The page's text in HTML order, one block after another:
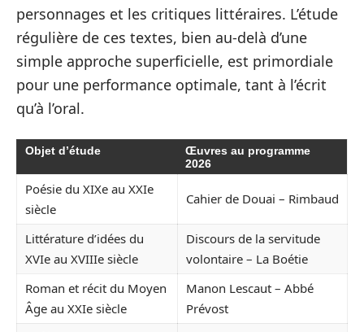
personnages et les critiques littéraires. L’étude
régulière de ces textes, bien au-delà d’une
simple approche superficielle, est primordiale
pour une performance optimale, tant à l’écrit
qu’à l’oral.
Objet d’étude
Œuvres au programme
2026
Poésie du XIXe au XXIe
siècle
Cahier de Douai – Rimbaud
Littérature d’idées du
XVIe au XVIIIe siècle
Discours de la servitude
volontaire – La Boétie
Roman et récit du Moyen
Âge au XXIe siècle
Manon Lescaut – Abbé
Prévost